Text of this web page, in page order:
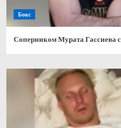
Бокс
Соперником Мурата Гассиева